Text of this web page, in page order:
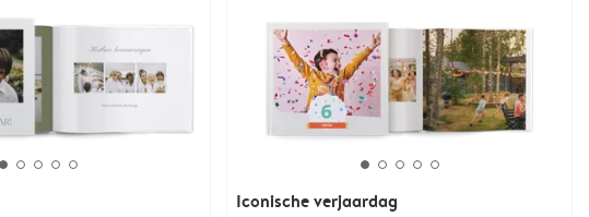
Iconische verjaardag